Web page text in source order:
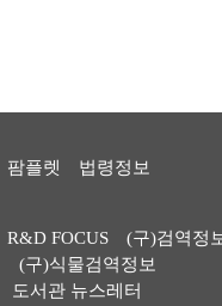
팜플렛
법령정보
R&D FOCUS
(구)검역정
(구)식물검역정보
도서관 뉴스레터